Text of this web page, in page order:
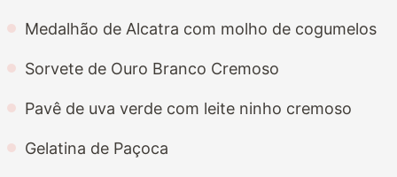
Medalhão de Alcatra com molho de cogumelos
Sorvete de Ouro Branco Cremoso
Pavê de uva verde com leite ninho cremoso
Gelatina de Paçoca